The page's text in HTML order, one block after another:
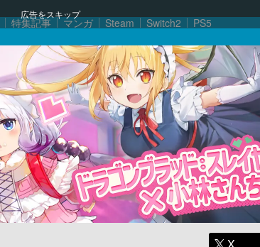
広告をスキップ
特集記事 マンガ Steam Switch2 PS5